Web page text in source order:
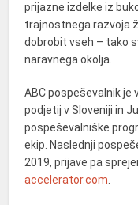
prijazne izdelke iz
trajnostnega razvoja
dobrobit vseh – tako
naravnega okolja.
ABC pospeševalnik je
podjetij v Sloveniji in
pospeševalniške
ekip. Naslednji
2019, prijave pa
accelerator.com